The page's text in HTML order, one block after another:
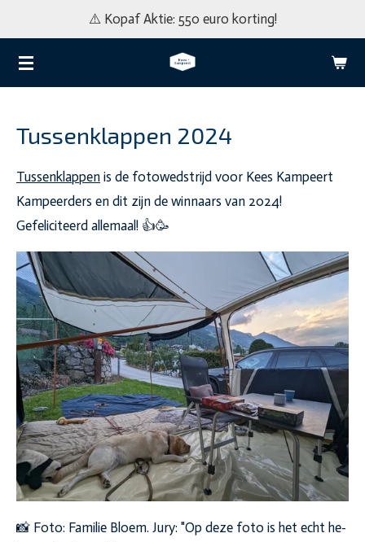
direct
naar
de
⚠️ Kopaf Aktie: 550 euro korting!
Tussenklappen 2024
Tussenklappen is de fotowedstrijd voor Kees Kampeert
Kampeerders en dit zijn de winnaars van 2024!
Gefeliciteerd allemaal! 👍🥳
📸 Foto: Familie Bloem. Jury: "Op deze foto is het echt he-